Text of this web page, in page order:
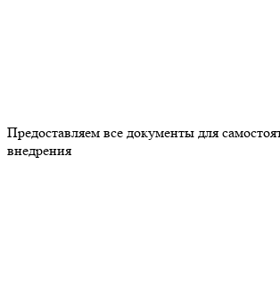
Предоставляем все документы для
внедрения